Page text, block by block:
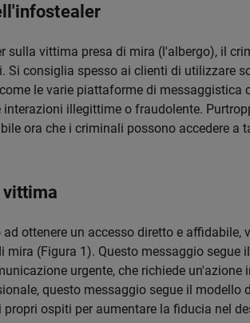
sulla vittima presa di mira (l'albergo), il
Si consiglia spesso ai clienti di utilizzare
le varie piattaforme di messaggistica
interazioni illegittime o fraudolente.
ora che i criminali possono accedere a
vittima
ottenere un accesso diretto e affidabile,
mira (Figura 1). Questo messaggio segue
urgente, che richiede un'azione
questo messaggio segue il modello
ospiti per aumentare la fiducia nel